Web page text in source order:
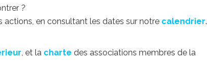
?
en consultant les dates sur notre calendrier.
, et la charte des associations membres de la